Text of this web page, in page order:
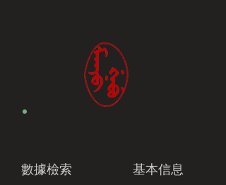
數據檢索 基本信息